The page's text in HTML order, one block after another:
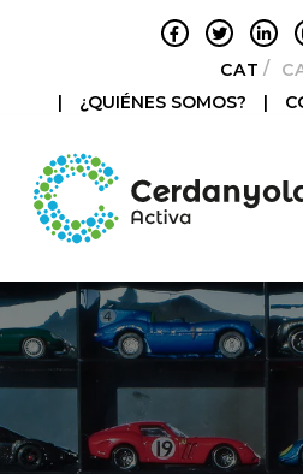
CATALÀ
|
¿QUIÉNES SOMOS? |